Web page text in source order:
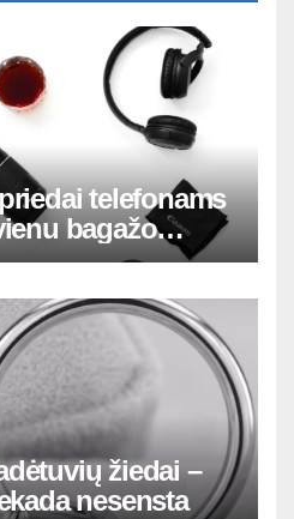
telefonams
bagažo
žiedai –
nesensta